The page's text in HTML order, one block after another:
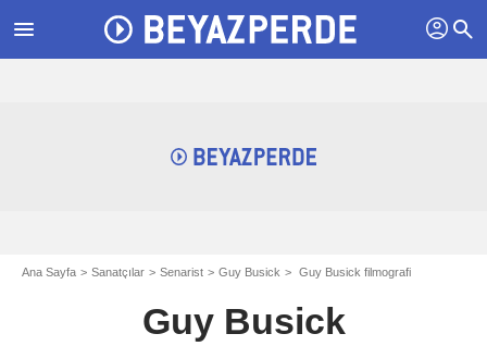
menu profil search
Ana Sayfa Sanatçılar Senarist Guy Busick Guy Busick filmografi
Guy Busick